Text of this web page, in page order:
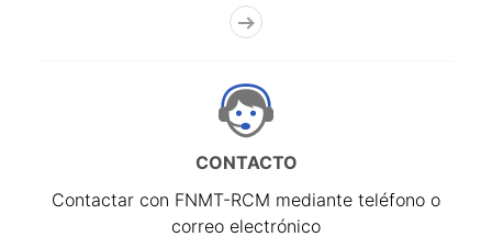
CONTACTO
Contactar con FNMT-RCM mediante teléfono o
correo electrónico